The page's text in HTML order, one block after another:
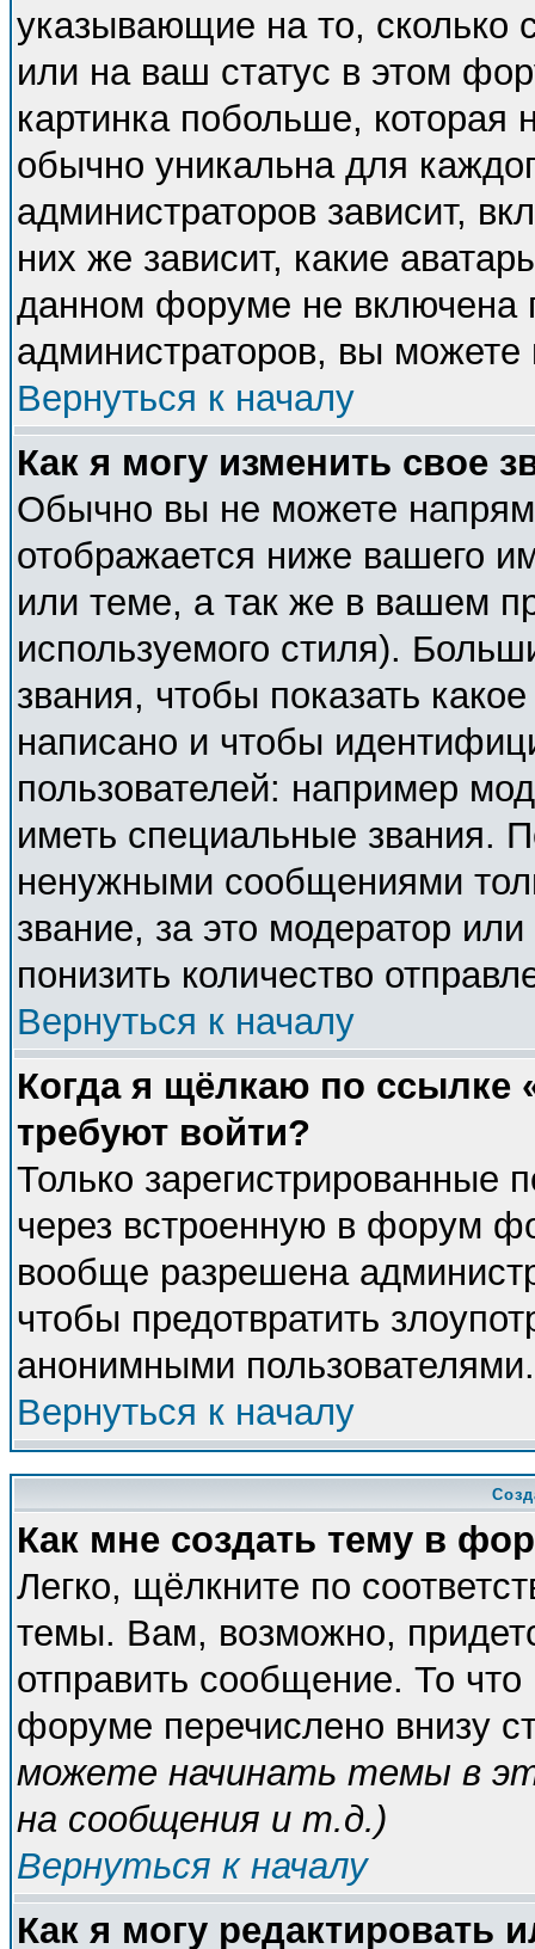
указывающие на то,
или на ваш статус в этом
картинка побольше, которая
обычно уникальна для
администраторов зависит,
них же зависит, какие
данном форуме не включена
администраторов, вы
Вернуться к началу
Как я могу изменить свое
Обычно вы не можете
отображается ниже вашего
или теме, а так же в вашем
используемого стиля).
звания, чтобы показать
написано и чтобы
пользователей: например
иметь специальные звания.
ненужными сообщениями
звание, за это модератор
понизить количество
Вернуться к началу
Когда я щёлкаю по ссылке
требуют войти?
Только зарегистрированные
через встроенную в форум
вообще разрешена
чтобы предотвратить
анонимными пользователями.
Вернуться к началу
Как мне создать тему в
Легко, щёлкните по
темы. Вам, возможно,
отправить сообщение. То
форуме перечислено внизу
можете начинать темы в
на сообщения и т.д.)
Вернуться к началу
Как я могу редактировать